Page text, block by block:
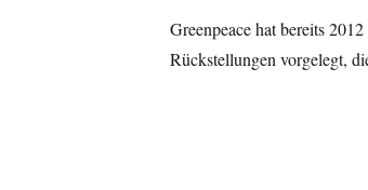
Greenpeace hat bereits
Rückstellungen vorgelegt,